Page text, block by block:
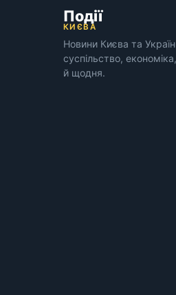
Події
КИЄВА
Новини Києва та
суспільство,
й щодня.